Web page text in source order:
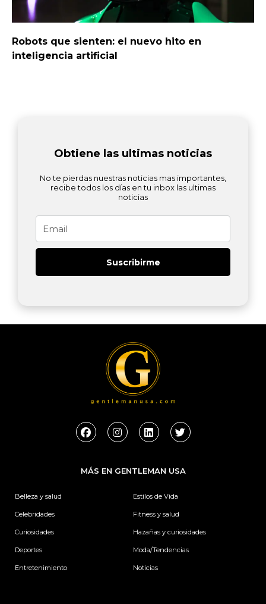
Robots que sienten: el nuevo hito en
inteligencia artificial
Obtiene las ultimas noticias
No te pierdas nuestras noticias mas importantes,
recibe todos los días en tu inbox las ultimas
noticias
Suscribirme
F
a
b
o
I
n
a
g
L
i
e
d
n
T
w
t
e
MÁS EN GENTLEMAN USA
Belleza y salud
Celebridades
Curiosidades
Deportes
Entretenimiento
Estilos de Vida
Fitness y salud
Hazañas y curiosidades
Moda/Tendencias
Noticias